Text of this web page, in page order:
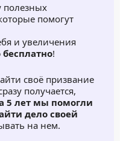
полезных
помогут
и увеличения
бесплатно!
своё призвание
получается,
5 лет мы помогли
дело своей
на нем.